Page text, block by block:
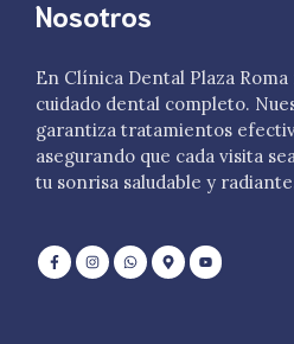
Nosotros
En Clínica Dental Plaza
cuidado dental completo.
garantiza tratamientos
asegurando que cada visita
tu sonrisa saludable y